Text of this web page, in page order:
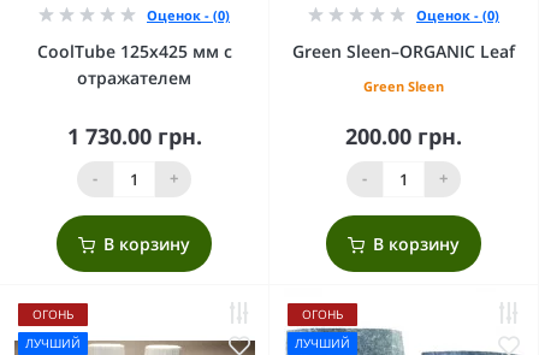
Оценок - (0)
CoolTube 125х425 мм с
отражателем
1 730.00 грн.
- +
В корзину
Оценок - (0)
Green Sleen–ORGANIC Leaf
Green Sleen
200.00 грн.
- +
В корзину
ОГОНЬ
ЛУЧШИЙ
ОГОНЬ
ЛУЧШИЙ